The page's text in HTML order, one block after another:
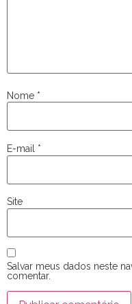
Nome *
E-mail *
Site
Salvar meus dados neste
comentar.